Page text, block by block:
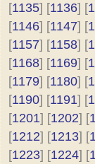
[1135] [1136] [
[1146] [1147] [
[1157] [1158] [
[1168] [1169] [
[1179] [1180] [
[1190] [1191] [
[1201] [1202] [
[1212] [1213] [
[1223] [1224] [